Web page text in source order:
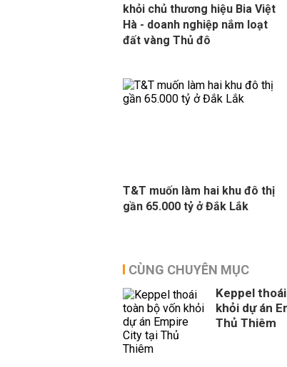
khỏi chủ thương hiệu Bia Việt
Hà - doanh nghiệp nắm loạt
đất vàng Thủ đô
T&T muốn làm hai khu đô thị
gần 65.000 tỷ ở Đắk Lắk
CÙNG CHUYÊN MỤC
Keppel
khỏi dự án
Thủ Thiêm